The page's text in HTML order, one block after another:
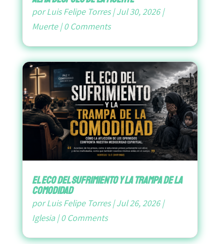
porLuis Felipe Torres|Jul 30, 2026|
Muerte|0 Comments
El Eco del Sufrimiento y la Trampa de la
Comodidad
porLuis Felipe Torres|Jul 26, 2026|
Iglesia|0 Comments